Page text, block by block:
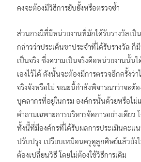
คงจะต้องมีวิธีการยับยั้งหรือตรวจซ้ำ
ส่วนกรณีที่มีหน่วยงานที่มักได้รับรางวัลเป็
กล่าวว่าประเด็นขาประจำที่ได้รับรางวัล ก็
เป็นจริง ซึ่งความเป็นจริงคือหน่วยงานนั้น
เองไว้ได้ ดังนั้นจะต้องมีการตรวจอีกครั้งว่า
จริงจังหรือไม่ ขณะนี้กำลังพิจารณาว่าจะต้อ
บุคลากรที่อยู่ในกรม องค์กรนั้นด้วยหรือไ
คำถามเฉพาะการบริหารจัดการอย่างเดียว
ทั้งนี้ที่มีองค์กรที่ได้รับผลการประเมินคะแ
ปรับปรุง เปรียบเหมือนครูดูลูกศิษย์แล้วยัง
ต้องเปลี่ยนวิธี โดยไม่ต้องใช้วิธีการเดิม